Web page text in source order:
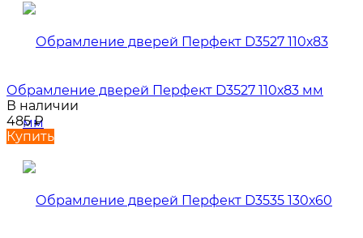
Обрамление дверей Перфект D3527 110х83 мм
В наличии
485₽
Купить